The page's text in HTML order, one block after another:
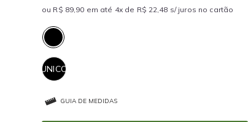
ou R$ 89,90 em até 4x de R$ 22,48 s/ juros no cartão
UNICO
GUIA DE MEDIDAS